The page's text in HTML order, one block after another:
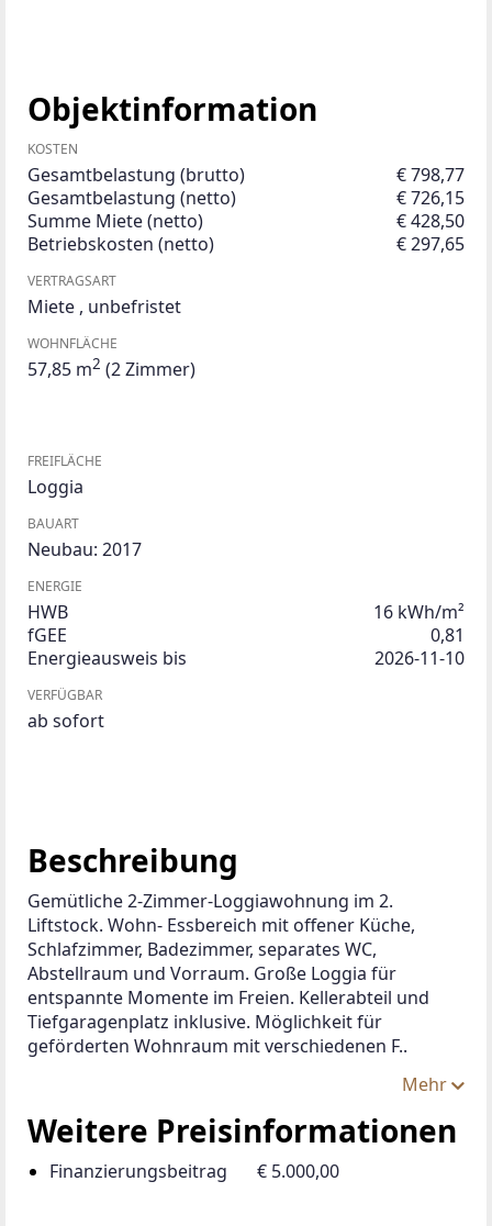
Objektinformation
KOSTEN
Gesamtbelastung (brutto)
€ 798,77
Gesamtbelastung (netto)
€ 726,15
Summe Miete (netto)
€ 428,50
Betriebskosten (netto)
€ 297,65
VERTRAGSART
Miete , unbefristet
WOHNFLÄCHE
57,85 m2 (2 Zimmer)
FREIFLÄCHE
Loggia
BAUART
Neubau: 2017
ENERGIE
HWB
16 kWh/m²
fGEE
0,81
Energieausweis bis
2026-11-10
VERFÜGBAR
ab sofort
Beschreibung
Gemütliche 2-Zimmer-Loggiawohnung im 2.
Liftstock. Wohn- Essbereich mit offener Küche,
Schlafzimmer, Badezimmer, separates WC,
Abstellraum und Vorraum. Große Loggia für
entspannte Momente im Freien. Kellerabteil und
Tiefgaragenplatz inklusive. Möglichkeit für
geförderten Wohnraum mit verschiedenen F..
Mehr
Weitere Preisinformationen
Finanzierungsbeitrag € 5.000,00